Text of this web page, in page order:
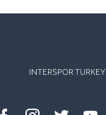
INTERSPOR TURKEY